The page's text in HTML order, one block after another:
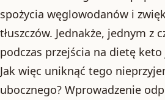
spożycia węglowodanów i
tłuszczów. Jednakże, jednym z
podczas przejścia na dietę
Jak więc uniknąć tego
ubocznego? Wprowadzenie